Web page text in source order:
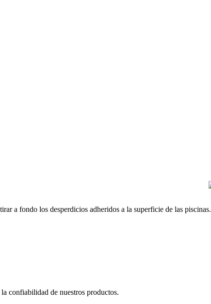
a fondo los desperdicios adheridos a la superficie de las piscinas.
confiabilidad de nuestros productos.